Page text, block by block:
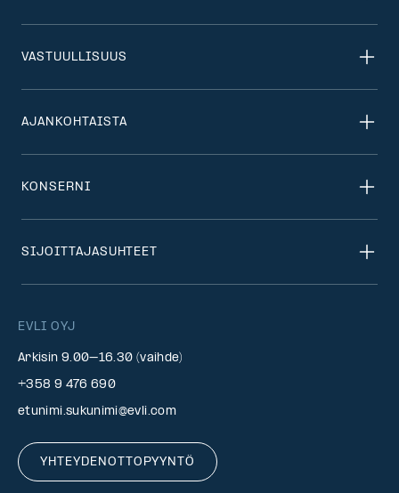
EVLI OYJ
Arkisin 9.00–16.30 (vaihde)
+358 9 476 690
etunimi.sukunimi@evli.com
YHTEYDENOTTOPYYNTÖ
VASTUULLISUUS
AJANKOHTAISTA
KONSERNI
SIJOITTAJASUHTEET